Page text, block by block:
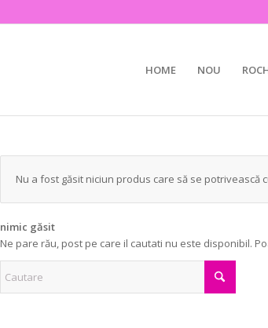
HOME NOU
Nu a fost găsit niciun produs care să se potrivească
nimic găsit
Ne pare rău, post pe care il cautati nu este disponibil.